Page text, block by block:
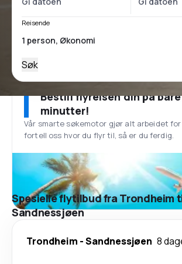
Reisende
Søk
Bestill flyreisen din på
minutter!
Vår smarte søkemotor gjør alt arbeidet for
fortell oss hvor du flyr til, så er du ferdig.
Spesielle flytilbud fra Trondheim
Sandnessjøen
Trondheim -Sandnessjøen 8